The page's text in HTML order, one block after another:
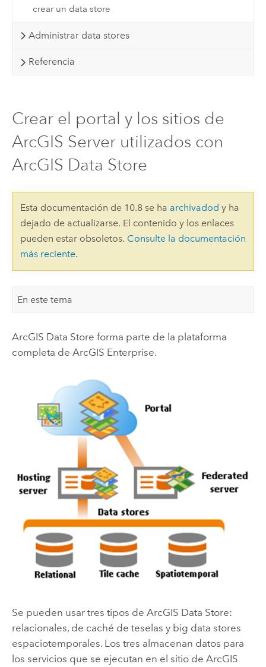
crear un data store
Administrar data stores
Referencia
Crear el portal y los sitios de
ArcGIS Server utilizados con
ArcGIS Data Store
Esta documentación de 10.8 se ha archivadod y ha
dejado de actualizarse. El contenido y los enlaces
pueden estar obsoletos. Consulte la documentación
más reciente.
En este tema
ArcGIS Data Store forma parte de la plataforma
completa de ArcGIS Enterprise.
Se pueden usar tres tipos de ArcGIS Data Store:
relacionales, de caché de teselas y big data stores
espaciotemporales. Los tres almacenan datos para
los servicios que se ejecutan en el sitio de ArcGIS